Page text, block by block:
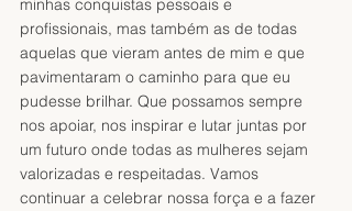
minhas conquistas pessoais e
profissionais, mas também as de todas
aquelas que vieram antes de mim e que
pavimentaram o caminho para que eu
pudesse brilhar. Que possamos sempre
nos apoiar, nos inspirar e lutar juntas por
um futuro onde todas as mulheres sejam
valorizadas e respeitadas. Vamos
continuar a celebrar nossa força e a fazer